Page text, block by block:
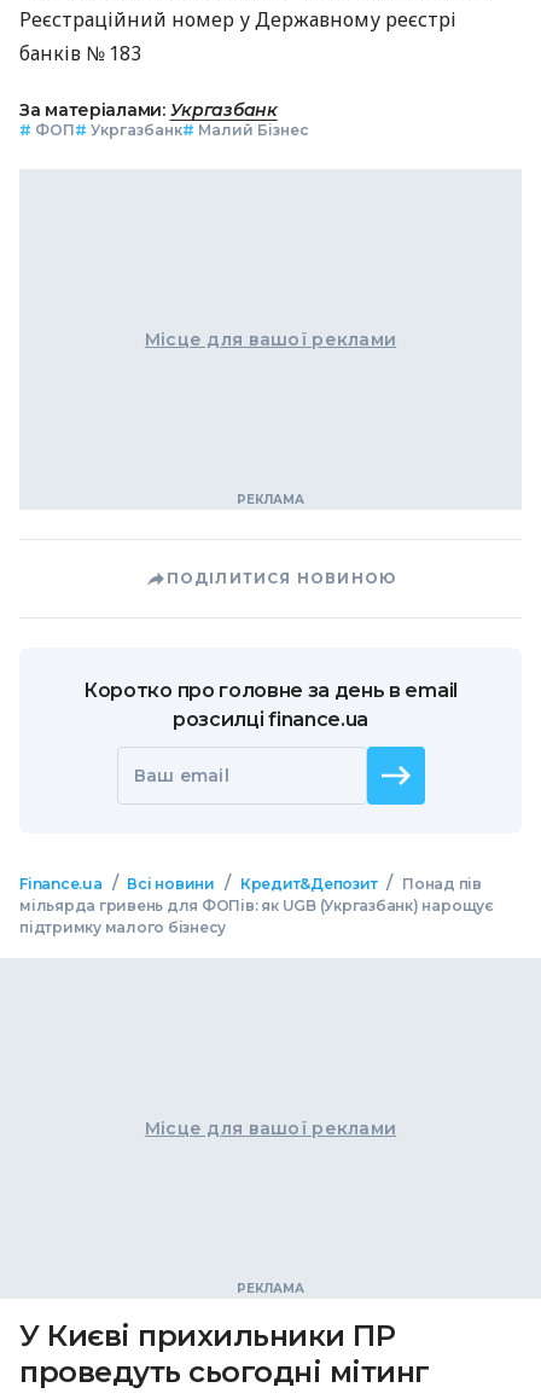
Реєстраційний номер у Державному реєстрі
банків № 183
За матеріалами: Укргазбанк
# ФОП# Укргазбанк# Малий Бізнес
Місце для вашої реклами
ПОДІЛИТИСЯ НОВИНОЮ
Коротко про головне за день в email
розсилці finance.ua
Ваш email
Finance.ua / Всі новини / Кредит&Депозит / Понад пів
мільярда гривень для ФОПів: як UGB (Укргазбанк) нарощує
підтримку малого бізнесу
Місце для вашої реклами
У Києві прихильники ПР
проведуть сьогодні мітинг